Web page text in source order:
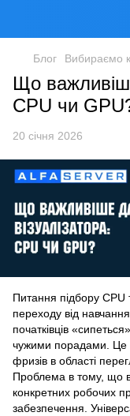
Блог Вибираємо
Що
CPU чи
20 січня 2026
Питання підбору CPU
переходу від
початківців
чужими порадами. Це
фризів в області
Проблема в тому, що
конкретних робочих
забезпечення.